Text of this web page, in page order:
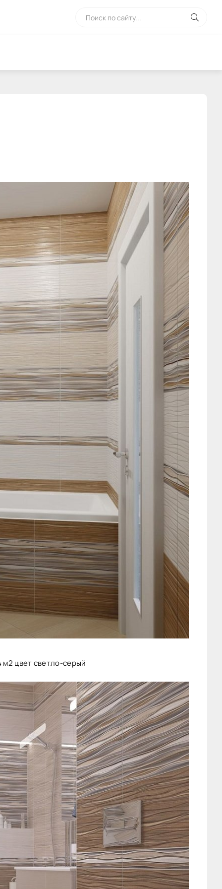
м2 цвет светло-серый